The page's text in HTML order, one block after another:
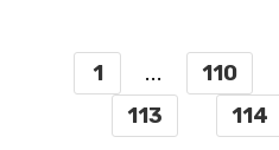
1 ... 110
113
114